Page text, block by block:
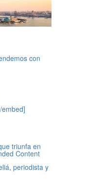
con
triunfa en
Content
periodista y